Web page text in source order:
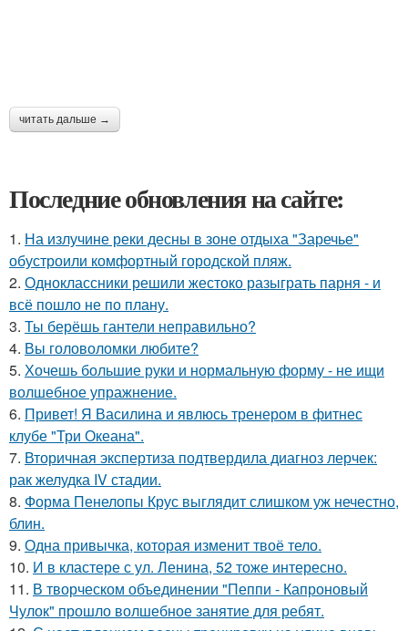
читать дальше →
Последние обновления на сайте:
1. На излучине реки десны в зоне отдыха "Заречье"
обустроили комфортный городской пляж.
2. Одноклассники решили жестоко разыграть парня - и
всё пошло не по плану.
3. Ты берёшь гантели неправильно?
4. Вы головоломки любите?
5. Хочешь большие руки и нормальную форму - не ищи
волшебное упражнение.
6. Привет! Я Василина и явлюсь тренером в фитнес
клубе "Три Океана".
7. Вторичная экспертиза подтвердила диагноз лерчек:
рак желудка IV стадии.
8. Форма Пенелопы Крус выглядит слишком уж нечестно,
блин.
9. Одна привычка, которая изменит твоё тело.
10. И в кластере с ул. Ленина, 52 тоже интересно.
11. В творческом объединении "Пеппи - Капроновый
Чулок" прошло волшебное занятие для ребят.